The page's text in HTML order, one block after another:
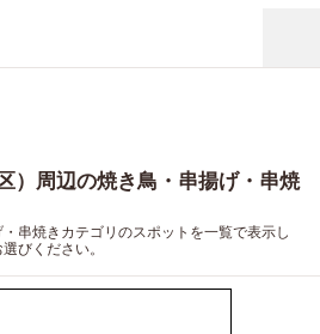
）周辺の焼き鳥・串揚げ・串焼
串焼きカテゴリのスポットを一覧で表示し
びください。